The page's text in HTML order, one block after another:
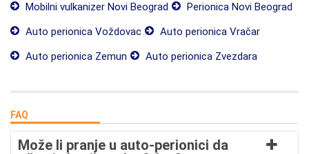
Mobilni vulkanizer Novi Beograd
Perionica Novi Beograd
Auto perionica Voždovac
Auto perionica Vračar
Auto perionica Zemun
Auto perionica Zvezdara
FAQ
Može li pranje u auto-perionici da